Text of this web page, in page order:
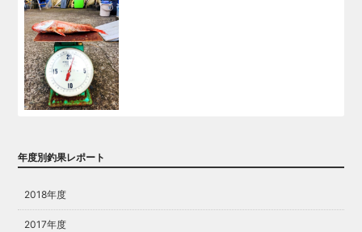
年度別釣果レポート
2018年度
2017年度